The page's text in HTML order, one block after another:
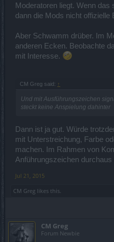
Moderatoren liegt. Wenn das
dann die Mods nicht offizielle
Aber Schwamm drüber. Im
anderen Ecken. Beobachte
mit Interesse.
CM Greg said: ↑
Und mit Ausführungszeichen
steckt keine Anspielung dahinter
Dann ist ja gut. Würde
mit Unterstreichung, Farbe
machen. Im Rahmen von
Anführungszeichen
Jul 21, 2015
CM Greg likes this.
CM Greg
Forum Newbie